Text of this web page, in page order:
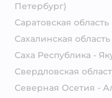
Петербург)
Саратовская область
Сахалинская область
Саха Республика -
Свердловская
Северная Осетия -